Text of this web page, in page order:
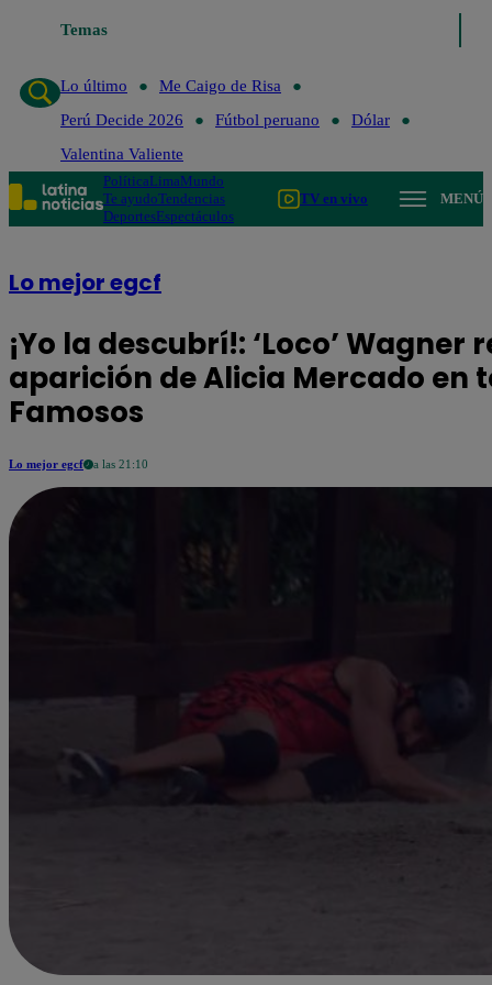
Temas
Lo último
Me Caigo de Risa
Perú Decide 2026
Fútbol peruano
Dólar
Valentina Valiente
PolíticaLimaMundo
Te ayudoTendencias
DeportesEspectáculos
TV en vivo MENÚ
Lo mejor egcf
¡Yo la descubrí!: ‘Loco’
aparición de Alicia Mercado en
Famosos
Lo mejor egcf a las 21:10